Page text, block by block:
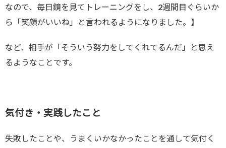
なので、毎日鏡を見てトレーニングをし、2週間目ぐらいか
ら「笑顔がいいね」と言われるようになりました。】
など、相手が「そういう努力をしてくれてるんだ」と思え
るようなことです。
気付き・実践したこと
失敗したことや、うまくいかなかったことを通して気付く